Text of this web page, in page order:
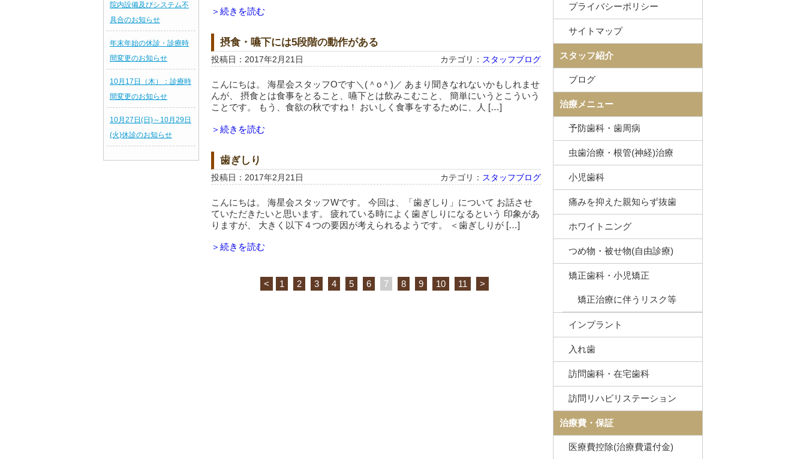
院内設備及びシステム不
具合のお知らせ
年末年始の休診・診療時
間変更のお知らせ
10月17日（木）：診療時
間変更のお知らせ
10月27日(日)～10月29日
(火)休診のお知らせ
＞続きを読む
摂食・嚥下には5段階の動作がある
投稿日：2017年2月21日 カテゴリ： スタッフブログ
こんにちは。 海星会スタッフOです＼(＾o＾)／ あまり聞きなれないかもしれませ
んが、 摂食とは食事をとること、嚥下とは飲みこむこと、 簡単にいうとこういう
ことです。 もう、食欲の秋ですね！ おいしく食事をするために、人 […]
＞続きを読む
歯ぎしり
投稿日：2017年2月21日 カテゴリ： スタッフブログ
こんにちは。 海星会スタッフWです。 今回は、「歯ぎしり」について お話させ
ていただきたいと思います。 疲れている時によく歯ぎしりになるという 印象があ
りますが、 大きく以下４つの要因が考えられるようです。 ＜歯ぎしりが […]
＞続きを読む
< 1 2 3 4 5 6 7 8 9 10 11 >
プライバシーポリシー
サイトマップ
スタッフ紹介
ブログ
治療メニュー
予防歯科・歯周病
虫歯治療・根管(神経)治療
小児歯科
痛みを抑えた親知らず抜歯
ホワイトニング
つめ物・被せ物(自由診療)
矯正歯科・小児矯正
矯正治療に伴うリスク等
インプラント
入れ歯
訪問歯科・在宅歯科
訪問リハビリステーション
治療費・保証
医療費控除(治療費還付金)